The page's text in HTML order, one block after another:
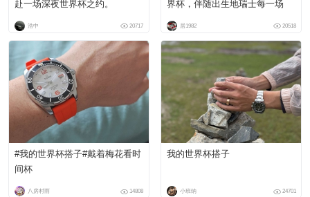
赴一场深夜世界杯之约。
浩中 20717
界杯，伴随出生地瑞士每一场
居1982 20518
#我的世界杯搭子#戴着梅花看时
间杯
八房村雨 14808
我的世界杯搭子
小班纳 24701